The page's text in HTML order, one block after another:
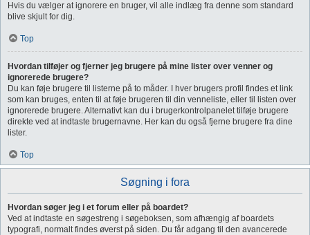
Hvis du vælger at ignorere en bruger, vil alle indlæg fra denne som standard
blive skjult for dig.
Top
Hvordan tilføjer og fjerner jeg brugere på mine lister over venner og
ignorerede brugere?
Du kan føje brugere til listerne på to måder. I hver brugers profil findes et link
som kan bruges, enten til at føje brugeren til din venneliste, eller til listen over
ignorerede brugere. Alternativt kan du i brugerkontrolpanelet tilføje brugere
direkte ved at indtaste brugernavne. Her kan du også fjerne brugere fra dine
lister.
Top
Søgning i fora
Hvordan søger jeg i et forum eller på boardet?
Ved at indtaste en søgestreng i søgeboksen, som afhængig af boardets
typografi, normalt findes øverst på siden. Du får adgang til den avancerede